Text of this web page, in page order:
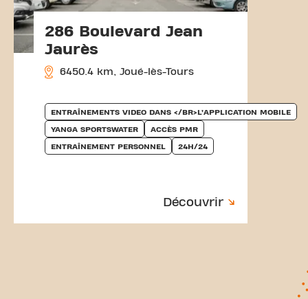
286 Boulevard Jean
Jaurès
6450.4 km, Joué-lès-Tours
ENTRAÎNEMENTS VIDEO DANS </BR>L’APPLICATION MOBILE
YANGA SPORTSWATER ACCÈS PMR
ENTRAÎNEMENT PERSONNEL 24H/24
Découvrir